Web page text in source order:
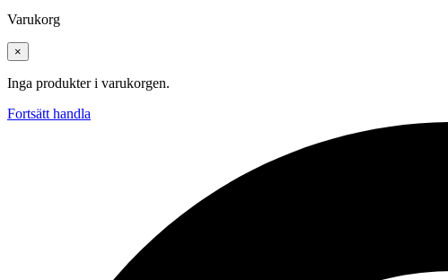
Varukorg
×
Inga produkter i varukorgen.
Fortsätt handla